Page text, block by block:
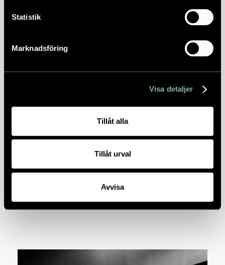
Statistik
Marknadsföring
Visa detaljer
Tillåt alla
Tillåt urval
Avvisa